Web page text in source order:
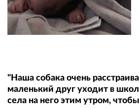
"Наша собака очень
маленький друг уходит в
села на него этим утром,